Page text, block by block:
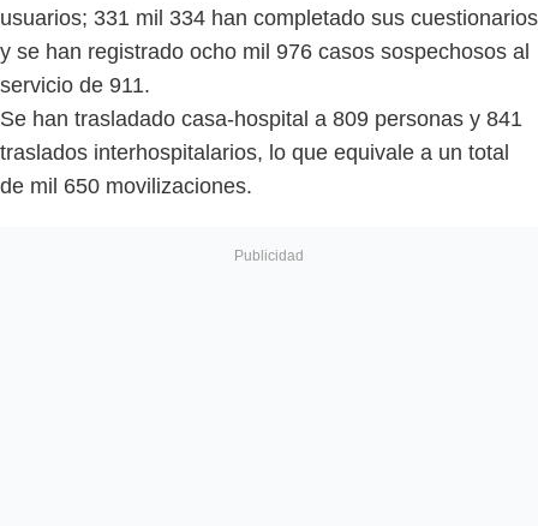
usuarios; 331 mil 334 han completado sus cuestionarios
y se han registrado ocho mil 976 casos sospechosos al
servicio de 911.
Se han trasladado casa-hospital a 809 personas y 841
traslados interhospitalarios, lo que equivale a un total
de mil 650 movilizaciones.